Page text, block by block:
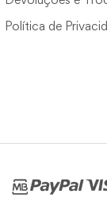
Política de